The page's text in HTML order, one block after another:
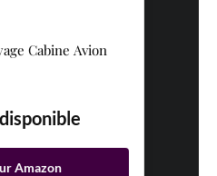
Cabine Avion
Amazon